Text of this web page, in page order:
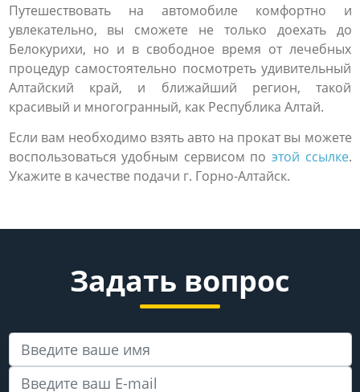
Путешествовать на автомобиле комфортно и
увлекательно, вы сможете не только доехать до
Белокурихи, но и в свободное время от лечебных
процедур самостоятельно посмотреть удивительный
Алтайский край, и ближайший регион, такой
красивый и многогранный, как Республика Алтай.
Если вам необходимо взять авто на прокат вы можете
воспользоваться удобным сервисом по этой ссылке.
Укажите в качестве подачи г. Горно-Алтайск.
Задать вопрос